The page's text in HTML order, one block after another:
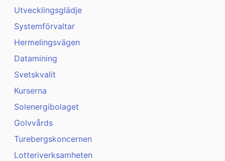
Utvecklingsglädje
Systemförvaltar
Hermelingsvägen
Datamining
Svetskvalit
Kurserna
Solenergibolaget
Golvvårds
Turebergskoncernen
Lotteriverksamheten